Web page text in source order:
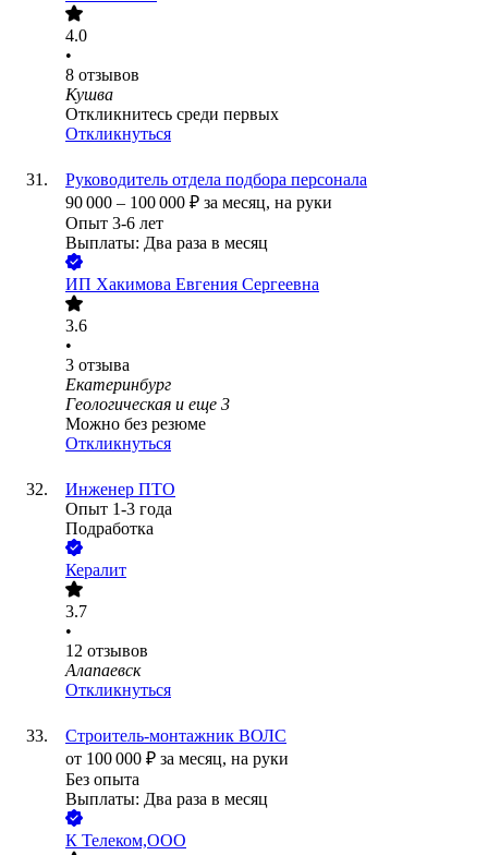
4.0
•
8 отзывов
Кушва
Откликнитесь среди первых
Откликнуться
Руководитель отдела подбора персонала
90 000 – 100 000 ₽ за месяц, на руки
Опыт 3-6 лет
Выплаты: Два раза в месяц
ИП Хакимова Евгения Сергеевна
3.6
•
3 отзыва
Екатеринбург
Геологическая и еще 3
Можно без резюме
Откликнуться
Инженер ПТО
Опыт 1-3 года
Подработка
Кералит
3.7
•
12 отзывов
Алапаевск
Откликнуться
Строитель-монтажник ВОЛС
от 100 000 ₽ за месяц, на руки
Без опыта
Выплаты: Два раза в месяц
К Телеком,ООО